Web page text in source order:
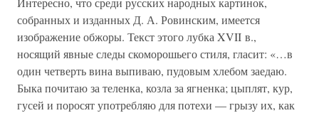
собранных и изданных Д. А. Ровинским, имеется
изображение обжоры. Текст этого лубка XVII в.,
носящий явные следы скоморошьего стиля, гласит: «…в
один четверть вина выпиваю, пудовым хлебом заедаю.
Быка почитаю за теленка, козла за ягненка; цыплят, кур,
гусей и поросят употребляю для потехи — грызу их, как